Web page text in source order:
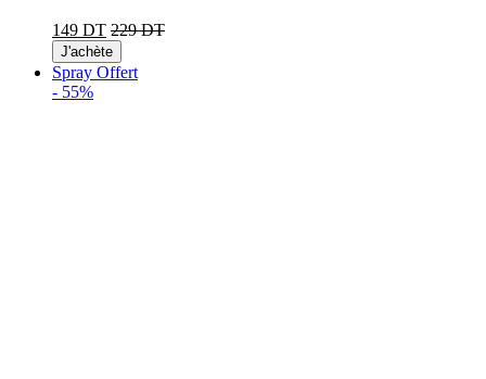
149 DT 229 DT
J'achète
Spray Offert
- 55%